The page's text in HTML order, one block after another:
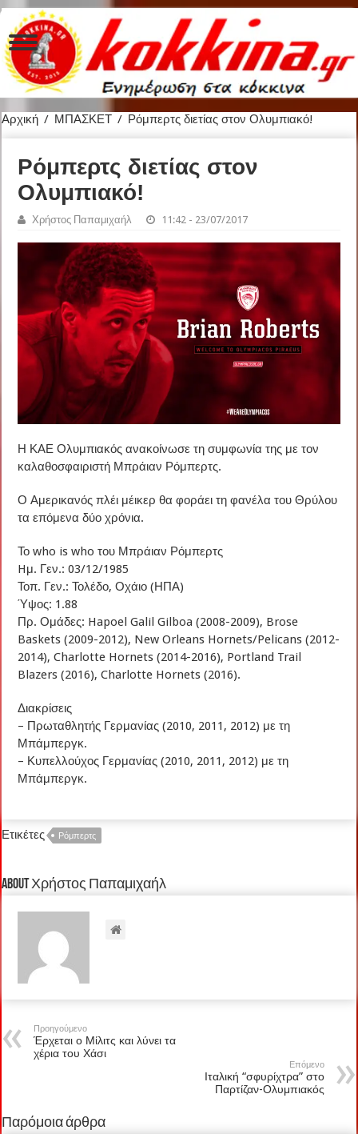
Αρχική / ΜΠΑΣΚΕΤ / Ρόμπερτς διετίας στον Ολυμπιακό!
Ρόμπερτς διετίας στον
Ολυμπιακό!
Χρήστος Παπαμιχαήλ 11:42 - 23/07/2017
Η ΚΑΕ Ολυμπιακός ανακοίνωσε τη συμφωνία της με τον
καλαθοσφαιριστή Μπράιαν Ρόμπερτς.
Ο Αμερικανός πλέι μέικερ θα φοράει τη φανέλα του Θρύλου
τα επόμενα δύο χρόνια.
Το who is who του Μπράιαν Ρόμπερτς
Hμ. Γεν.: 03/12/1985
Τοπ. Γεν.: Τολέδο, Οχάιο (ΗΠΑ)
Ύψος: 1.88
Πρ. Ομάδες: Hapoel Galil Gilboa (2008-2009), Brose
Baskets (2009-2012), New Orleans Hornets/Pelicans (2012-
2014), Charlotte Hornets (2014-2016), Portland Trail
Blazers (2016), Charlotte Hornets (2016).
Διακρίσεις
– Πρωταθλητής Γερμανίας (2010, 2011, 2012) με τη
Μπάμπεργκ.
– Κυπελλούχος Γερμανίας (2010, 2011, 2012) με τη
Μπάμπεργκ.
Ετικέτες Ρόμπερτς
About Χρήστος Παπαμιχαήλ
Προηγούμενο
Έρχεται ο Μίλιτς και λύνει τα
χέρια του Χάσι
Επόμενο
Ιταλική “σφυρίχτρα” στο
Παρτίζαν-Ολυμπιακός
Παρόμοια άρθρα